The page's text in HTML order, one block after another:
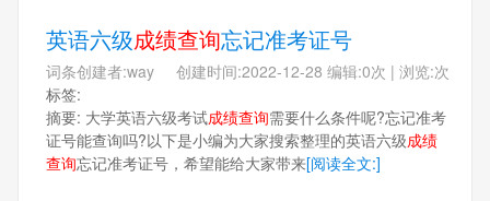
英语六级成绩查询忘记准考证号
编辑:0次 | 浏览:次
词条创建者:way 创建时间:2022-12-28
标签:
摘要: 大学英语六级考试成绩查询需要什么条件呢?忘记准考
证号能查询吗?以下是小编为大家搜索整理的英语六级成绩
查询忘记准考证号，希望能给大家带来[阅读全文:]